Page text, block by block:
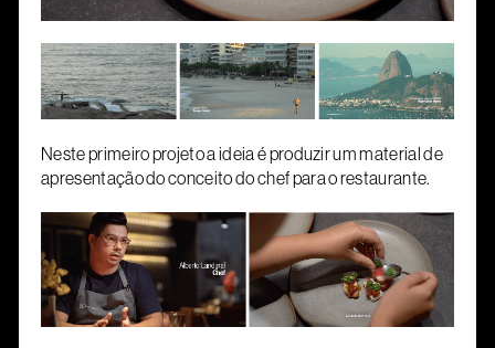
Neste primeiro projeto a ideia é produzir um material de
apresentação do conceito do chef para o restaurante.